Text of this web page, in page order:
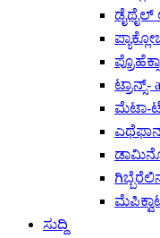
ಮೆಟಾ-
ಸುದ್ದಿ